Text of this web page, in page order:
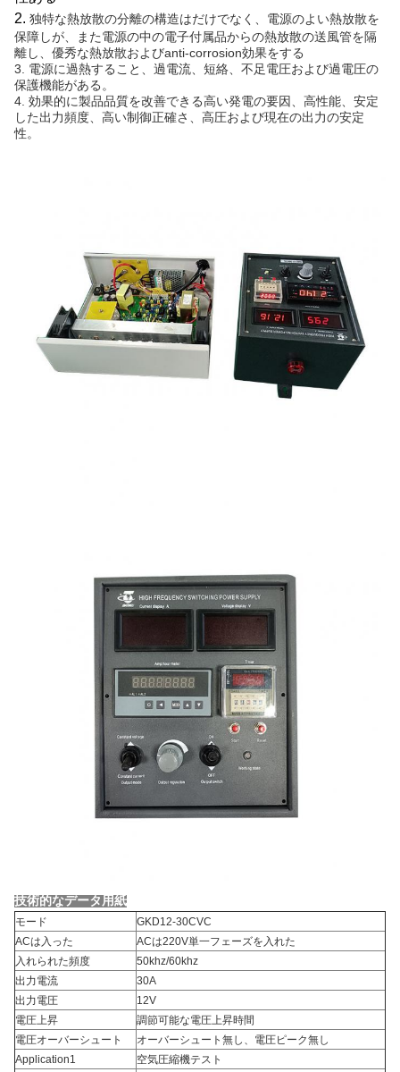
2. 独特な熱放散の分離の構造はだけでなく、電源のよい熱放散を
保障しが、また電源の中の電子付属品からの熱放散の送風管を隔
離し、優秀な熱放散およびanti-corrosion効果をする
3. 電源に過熱すること、過電流、短絡、不足電圧および過電圧の
保護機能がある。
4. 効果的に製品品質を改善できる高い発電の要因、高性能、安定
した出力頻度、高い制御正確さ、高圧および現在の出力の安定
性。
技術的なデータ用紙
モード
GKD12-30CVC
ACは入った
ACは220V単一フェーズを入れた
入れられた頻度
50khz/60khz
出力電流
30A
出力電圧
12V
電圧上昇
調節可能な電圧上昇時間
電圧オーバーシュート
オーバーシュート無し、電圧ピーク無し
Application1
空気圧縮機テスト